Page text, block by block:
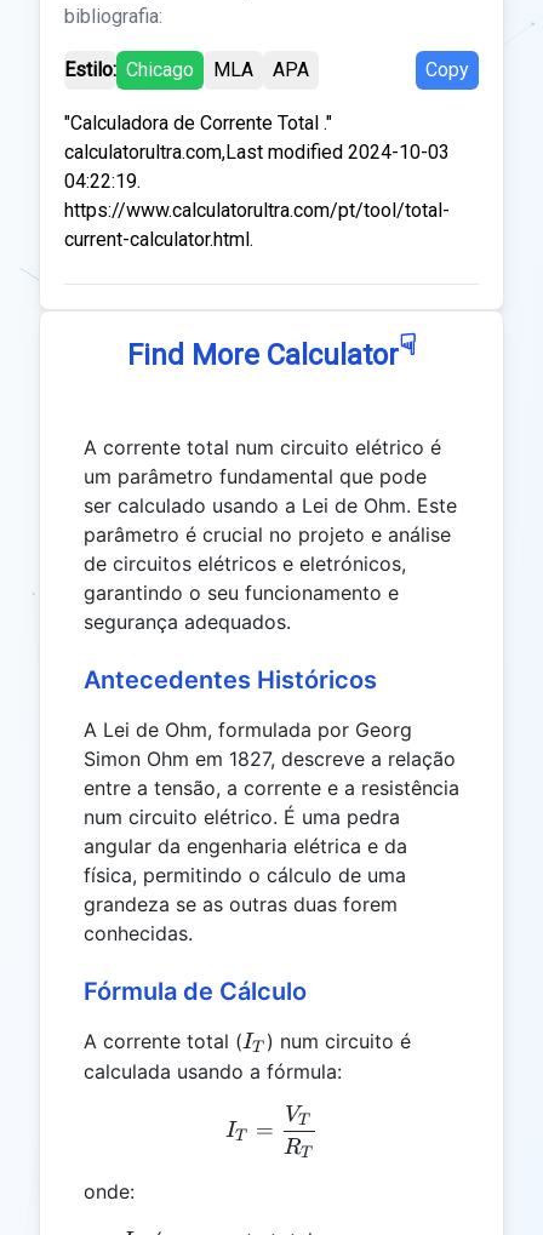
bibliografia:
Estilo: Chicago MLA APA Copy
"Calculadora de Corrente Total ."
calculatorultra.com,Last modified 2024-10-03
04:22:19.
https://www.calculatorultra.com/pt/tool/total-
current-calculator.html.
Find More Calculator☟
A corrente total num circuito elétrico é
um parâmetro fundamental que pode
ser calculado usando a Lei de Ohm. Este
parâmetro é crucial no projeto e análise
de circuitos elétricos e eletrónicos,
garantindo o seu funcionamento e
segurança adequados.
Antecedentes Históricos
A Lei de Ohm, formulada por Georg
Simon Ohm em 1827, descreve a relação
entre a tensão, a corrente e a resistência
num circuito elétrico. É uma pedra
angular da engenharia elétrica e da
física, permitindo o cálculo de uma
grandeza se as outras duas forem
conhecidas.
Fórmula de Cálculo
A corrente total (I_T
IT ) num circuito é
calculada usando a fórmula:
I_T = \frac{V_T}{R_T}
IT =
RT
VT
onde: